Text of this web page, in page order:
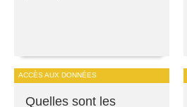
ACCÈS AUX DONNÉES
Quelles sont les